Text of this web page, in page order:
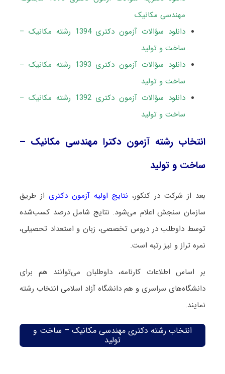
مهندسی مکانیک
دانلود سؤالات آزمون دکتری 1394 رشته مکانیک –
ساخت و تولید
دانلود سؤالات آزمون دکتری 1393 رشته مکانیک –
ساخت و تولید
دانلود سؤالات آزمون دکتری 1392 رشته مکانیک –
ساخت و تولید
انتخاب رشته آزمون دکترا مهندسی مکانیک –
ساخت و تولید
بعد از شرکت در کنکور، نتایج اولیه آزمون دکتری از طریق
سازمان سنجش اعلام می‌شود. نتایج شامل درصد کسب‌شده
توسط داوطلب در دروس تخصصی، زبان و استعداد تحصیلی،
نمره تراز و نیز رتبه است.
بر اساس اطلاعات کارنامه، داوطلبان می‌توانند هم برای
دانشگاه‌های سراسری و هم دانشگاه آزاد اسلامی انتخاب رشته
نمایند.
انتخاب رشته دکتری مهندسی مکانیک – ساخت و
تولید